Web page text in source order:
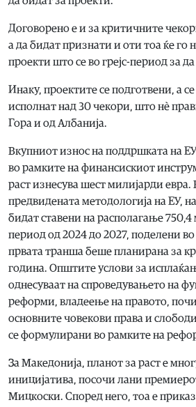
Договорено е и за критичните
а да бидат признати и оти тоа ќе го
проекти што се во грејс-период за
Инаку, проектите се подготвени, а се
исполнат над 30 чекори, што нѐ
Гора и од Албанија.
Вкупниот износ на поддршката на
во рамките на финансискиот
раст изнесува шест милијарди евра.
предвидената методологија на ЕУ,
бидат ставени на располагање
период од 2024 до 2027, поделени
првата транша беше планирана за
година. Општите услови за
однесуваат на спроведувањето на
реформи, владеење на правото,
основните човекови права и
се формулирани во рамките на
За Македонија, планот за раст е
иницијатива, посочи лани
Мицкоски. Според него, тоа е